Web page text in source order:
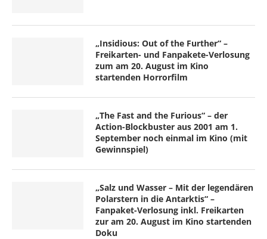
„Insidious: Out of the Further“ –
Freikarten- und Fanpakete-Verlosung
zum am 20. August im Kino
startenden Horrorfilm
„The Fast and the Furious“ – der
Action-Blockbuster aus 2001 am 1.
September noch einmal im Kino (mit
Gewinnspiel)
„Salz und Wasser – Mit der legendären
Polarstern in die Antarktis“ –
Fanpaket-Verlosung inkl. Freikarten
zur am 20. August im Kino startenden
Doku